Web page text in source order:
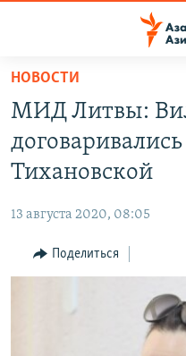
Вернуться
основному
содержанию
Вернутся
главной
навигации
Вернутся
ТАДЖИКИСТАН
НОВОСТИ
ВОЙНА В УКРАИНЕ
ҚАЗАҚША
КЫРГЫЗЧА
Все сайты РСЕ/РС
НОВОСТИ
МИД Литвы:
Тихановской
13 августа 2020, 08:05
Поделиться